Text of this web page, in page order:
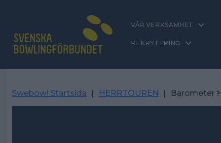
VÅR VERKSAMHET
REKRYTERING
Swebowl Startsida | HERRTOUREN | Barometer